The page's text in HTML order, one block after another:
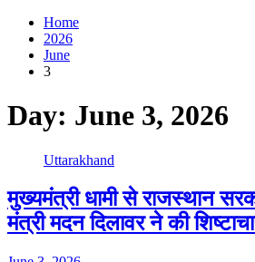
Home
2026
June
3
Day: June 3, 2026
Uttarakhand
मुख्यमंत्री धामी से राजस्थान
मंत्री मदन दिलावर ने की